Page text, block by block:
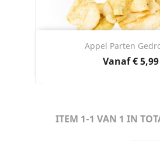
Appel Parten
VanafPrijs
€ 5,99
ITEM 1-1 VAN 1 IN